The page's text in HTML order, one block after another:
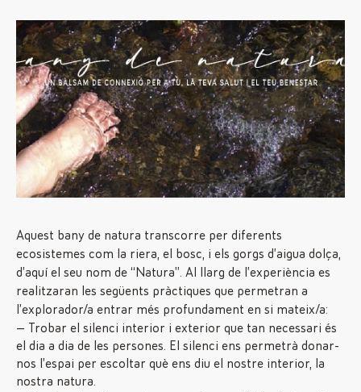
Aquest bany de natura transcorre per diferents
ecosistemes com la riera, el bosc, i els gorgs d’aigua dolça,
d’aquí el seu nom de “Natura”. Al llarg de l’experiència es
realitzaran les següents pràctiques que permetran a
l’explorador/a entrar més profundament en si mateix/a:
Trobar el silenci interior i exterior que tan necessari és
el dia a dia de les persones. El silenci ens permetrà donar-
nos l’espai per escoltar què ens diu el nostre interior, la
nostra natura.